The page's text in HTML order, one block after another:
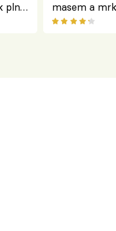
plný
masem a
salátem –